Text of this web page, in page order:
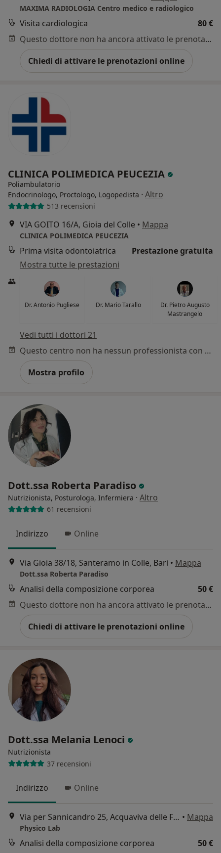
MAXIMA RADIOLOGIA Centro medico e radiologico
Visita cardiologica
80 €
Questo dottore non ha ancora attivato le prenotazioni online presso questo indirizzo.
Chiedi di attivare le prenotazioni online
CLINICA POLIMEDICA PEUCEZIA
Poliambulatorio
Endocrinologo, Proctologo, Logopedista · Altro
513 recensioni
VIA GOITO 16/A, Gioia del Colle • Mappa
CLINICA POLIMEDICA PEUCEZIA
Prima visita odontoiatrica
Prestazione gratuita
Mostra tutte le prestazioni
Dr. Antonio Pugliese Dr. Mario Tarallo
Dr. Pietro Augusto
Mastrangelo
Vedi tutti i dottori 21
Questo centro non ha nessun professionista con date disponibili
Mostra profilo
Dott.ssa Roberta Paradiso
Nutrizionista, Posturologa, Infermiera · Altro
61 recensioni
Indirizzo Online
Via Gioia 38/18, Santeramo in Colle, Bari • Mappa
Dott.ssa Roberta Paradiso
Analisi della composizione corporea
50 €
Questo dottore non ha ancora attivato le prenotazioni online presso questo indirizzo.
Chiedi di attivare le prenotazioni online
Dott.ssa Melania Lenoci
Nutrizionista
37 recensioni
Indirizzo Online
Via per Sannicandro 25, Acquaviva delle Fonti • Mappa
Physico Lab
Analisi della composizione corporea
50 €